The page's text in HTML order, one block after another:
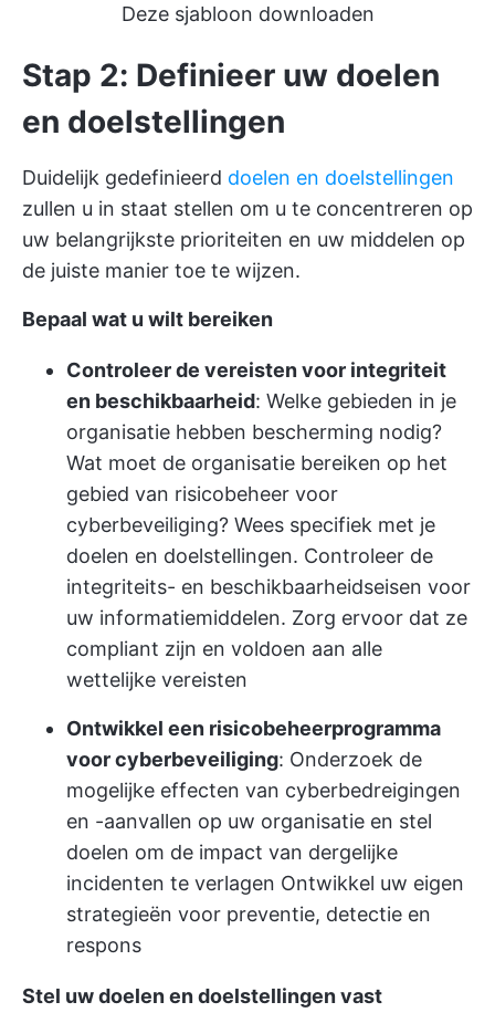
Deze sjabloon downloaden
Stap 2: Definieer uw doelen
en doelstellingen
Duidelijk gedefinieerd doelen en doelstellingen
zullen u in staat stellen om u te concentreren op
uw belangrijkste prioriteiten en uw middelen op
de juiste manier toe te wijzen.
Bepaal wat u wilt bereiken
Controleer de vereisten voor integriteit
en beschikbaarheid: Welke gebieden in je
organisatie hebben bescherming nodig?
Wat moet de organisatie bereiken op het
gebied van risicobeheer voor
cyberbeveiliging? Wees specifiek met je
doelen en doelstellingen. Controleer de
integriteits- en beschikbaarheidseisen voor
uw informatiemiddelen. Zorg ervoor dat ze
compliant zijn en voldoen aan alle
wettelijke vereisten
Ontwikkel een risicobeheerprogramma
voor cyberbeveiliging: Onderzoek de
mogelijke effecten van cyberbedreigingen
en -aanvallen op uw organisatie en stel
doelen om de impact van dergelijke
incidenten te verlagen Ontwikkel uw eigen
strategieën voor preventie, detectie en
respons
Stel uw doelen en doelstellingen vast